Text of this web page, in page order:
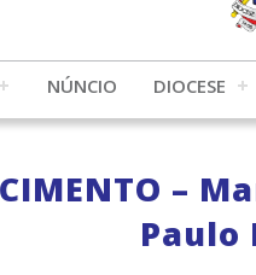
NÚNCIO DIOCESE
–
Paulo